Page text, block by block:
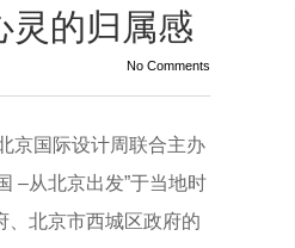
灵的归属感
No Comments
京国际设计周联合主办
–从北京出发”于当地时
、北京市西城区政府的